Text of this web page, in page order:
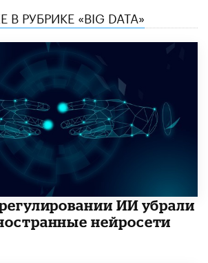
РУБРИКЕ «BIG DATA»
ИИ убрали
нейросети